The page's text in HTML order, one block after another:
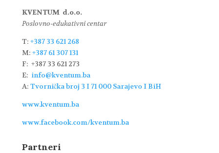
KVENTUM d.o.o.
Poslovno-edukativni centar
T: +387 33 621 268
M: +387 61 307 131
F: +387 33 621 273
E: info@kventum.ba
A: Tvornička broj 3 I 71 000 Sarajevo I BiH
www.kventum.ba
www.facebook.com/kventum.ba
Partneri